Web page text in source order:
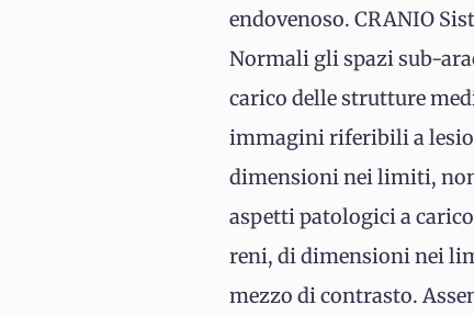
endovenoso. CRANIO
Normali gli spazi sub-
carico delle strutture
immagini riferibili a
dimensioni nei limiti,
aspetti patologici a
reni, di dimensioni nei
mezzo di contrasto.